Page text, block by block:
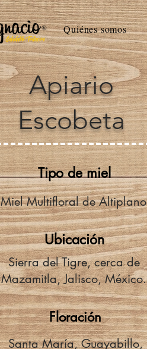
Quiénes somos
Apiario
Escobeta
Tipo de miel
Miel Multifloral de Altiplano
Ubicación
Sierra del Tigre, cerca de
Mazamitla, Jalisco, México.
Floración
Santa María, Guayabillo,